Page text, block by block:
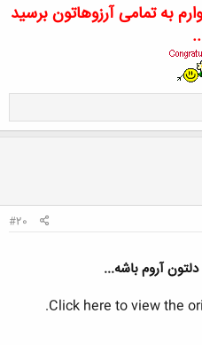
به تمامی آرزوهاتون برسید
#20
آروم باشه...
Click here to view the